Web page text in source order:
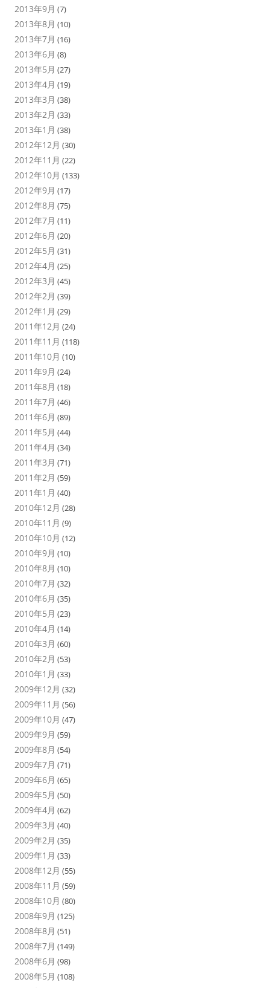
2013年9月 (7)
2013年8月 (10)
2013年7月 (16)
2013年6月 (8)
2013年5月 (27)
2013年4月 (19)
2013年3月 (38)
2013年2月 (33)
2013年1月 (38)
2012年12月 (30)
2012年11月 (22)
2012年10月 (133)
2012年9月 (17)
2012年8月 (75)
2012年7月 (11)
2012年6月 (20)
2012年5月 (31)
2012年4月 (25)
2012年3月 (45)
2012年2月 (39)
2012年1月 (29)
2011年12月 (24)
2011年11月 (118)
2011年10月 (10)
2011年9月 (24)
2011年8月 (18)
2011年7月 (46)
2011年6月 (89)
2011年5月 (44)
2011年4月 (34)
2011年3月 (71)
2011年2月 (59)
2011年1月 (40)
2010年12月 (28)
2010年11月 (9)
2010年10月 (12)
2010年9月 (10)
2010年8月 (10)
2010年7月 (32)
2010年6月 (35)
2010年5月 (23)
2010年4月 (14)
2010年3月 (60)
2010年2月 (53)
2010年1月 (33)
2009年12月 (32)
2009年11月 (56)
2009年10月 (47)
2009年9月 (59)
2009年8月 (54)
2009年7月 (71)
2009年6月 (65)
2009年5月 (50)
2009年4月 (62)
2009年3月 (40)
2009年2月 (35)
2009年1月 (33)
2008年12月 (55)
2008年11月 (59)
2008年10月 (80)
2008年9月 (125)
2008年8月 (51)
2008年7月 (149)
2008年6月 (98)
2008年5月 (108)